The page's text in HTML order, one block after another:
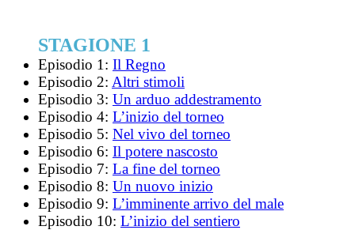
STAGIONE 1
Episodio 1: Il Regno
Episodio 2: Altri stimoli
Episodio 3: Un arduo addestramento
Episodio 4: L’inizio del torneo
Episodio 5: Nel vivo del torneo
Episodio 6: Il potere nascosto
Episodio 7: La fine del torneo
Episodio 8: Un nuovo inizio
Episodio 9: L’imminente arrivo del male
Episodio 10: L’inizio del sentiero